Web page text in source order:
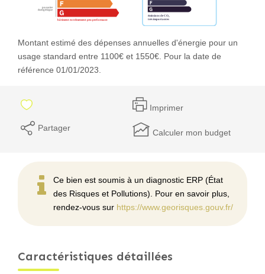
Montant estimé des dépenses annuelles d'énergie pour un
usage standard entre 1100€ et 1550€. Pour la date de
référence 01/01/2023.
Imprimer
Partager Calculer mon budget
Ce bien est soumis à un diagnostic ERP (État
des Risques et Pollutions). Pour en savoir plus,
rendez-vous sur https://www.georisques.gouv.fr/
Caractéristiques détaillées